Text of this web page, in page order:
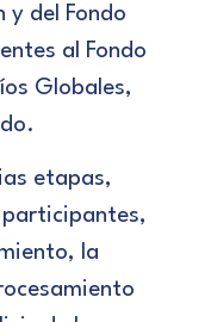
y del Fondo
al Fondo
Globales,
etapas,
participantes,
la